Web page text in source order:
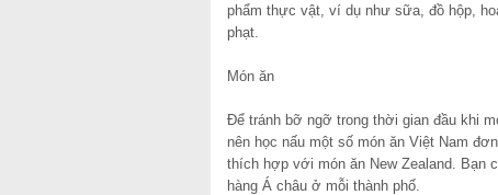
phẩm thực vật, ví dụ như sữa, đồ hộp,
phạt.
Món ăn
Để tránh bỡ ngỡ trong thời gian đầu khi
nên học nấu một số món ăn Việt Nam
thích hợp với món ăn New Zealand. Bạn
hàng Á châu ở mỗi thành phố.